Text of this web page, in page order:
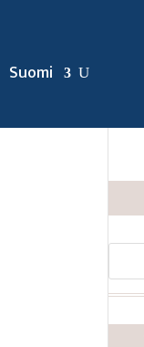
Suomi